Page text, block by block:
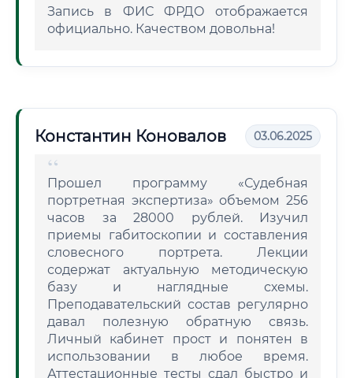
Запись в ФИС ФРДО отображается
официально. Качеством довольна!
Константин Коновалов 03.06.2025
Прошел программу «Судебная
портретная экспертиза» объемом 256
часов за 28000 рублей. Изучил
приемы габитоскопии и составления
словесного портрета. Лекции
содержат актуальную методическую
базу и наглядные схемы.
Преподавательский состав регулярно
давал полезную обратную связь.
Личный кабинет прост и понятен в
использовании в любое время.
Аттестационные тесты сдал быстро и